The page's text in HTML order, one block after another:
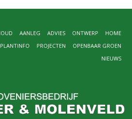
HOME
ONTWERP
ADVIES
AANLEG
OPENBAAR GROEN
PROJECTEN
PLANTINFO
NIEUWS